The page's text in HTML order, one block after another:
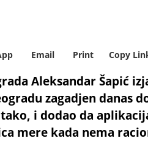
Email Print Copy
Aleksandar Šapić
zagadjen danas
i dodao da
mere kada nema